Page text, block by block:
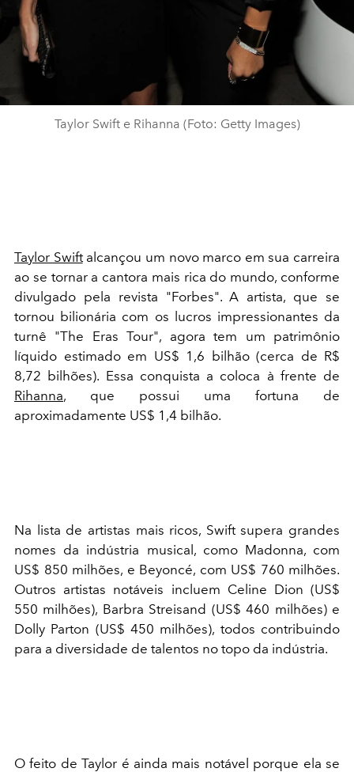
Taylor Swift e Rihanna (Foto: Getty Images)
Taylor Swiftalcançou um novo marco em sua carreira
ao se tornar a cantora mais rica do mundo, conforme
divulgado pela revista "Forbes". A artista, que se
tornou bilionária com os lucros impressionantes da
turnê "The Eras Tour", agora tem um patrimônio
líquido estimado em US$ 1,6 bilhão (cerca de R$
8,72 bilhões). Essa conquista a coloca à frente de
Rihanna, que possui uma fortuna de
aproximadamente US$ 1,4 bilhão.
Na lista de artistas mais ricos, Swift supera grandes
nomes da indústria musical, como Madonna, com
US$ 850 milhões, e Beyoncé, com US$ 760 milhões.
Outros artistas notáveis incluem Celine Dion (US$
550 milhões), Barbra Streisand (US$ 460 milhões) e
Dolly Parton (US$ 450 milhões), todos contribuindo
para a diversidade de talentos no topo da indústria.
O feito de Taylor é ainda mais notável porque ela se